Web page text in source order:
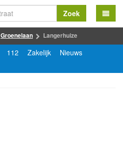
Zoek
Groenelaan Langerhuize
112 Zakelijk
Nieuws